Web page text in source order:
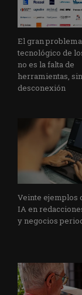
El gran problema
tecnológico de
no es la falta de
herramientas,
desconexión
Veinte ejemplos
IA en
y negocios